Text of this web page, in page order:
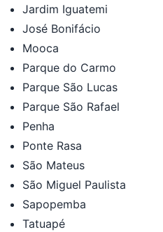
Jardim Iguatemi
José Bonifácio
Mooca
Parque do Carmo
Parque São Lucas
Parque São Rafael
Penha
Ponte Rasa
São Mateus
São Miguel Paulista
Sapopemba
Tatuapé